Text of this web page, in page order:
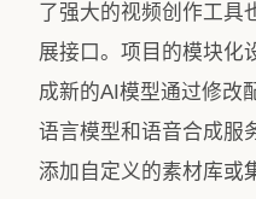
了强大的视频创作工具
展接口。项目的模块化
成新的AI模型通过修改
语言模型和语音合成服
添加自定义的素材库或